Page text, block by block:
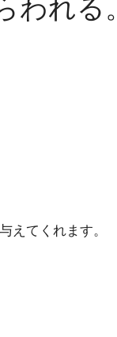
れる。
えてくれます。